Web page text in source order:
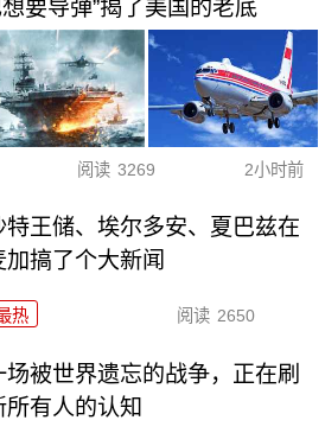
要导弹”揭了美国的老底
阅读 3269 2小时前
特王储、埃尔多安、夏巴兹在
加搞了个大新闻
热 阅读 2650
场被世界遗忘的战争，正在刷
所有人的认知